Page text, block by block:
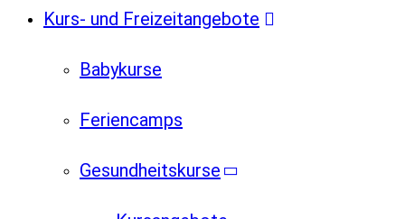
Kurs- und Freizeitangebote
Babykurse
Feriencamps
Gesundheitskurse